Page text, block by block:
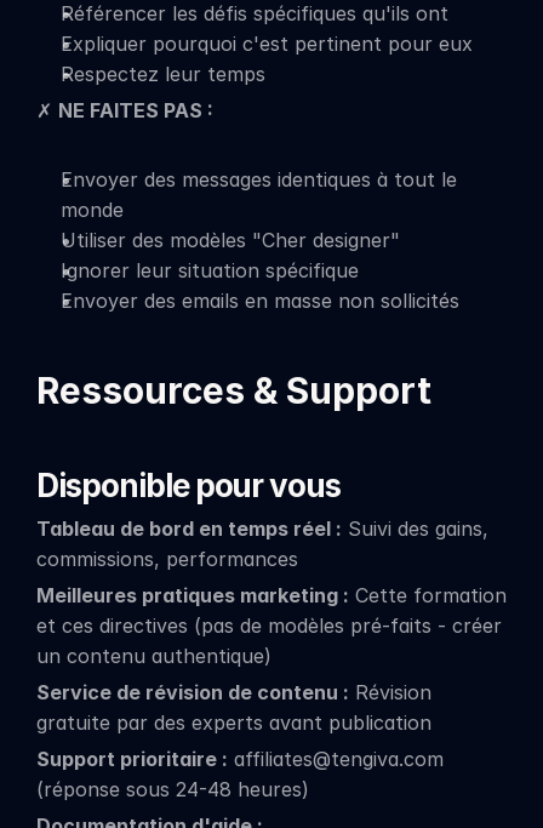
Référencer les défis spécifiques qu'ils ont
Expliquer pourquoi c'est pertinent pour eux
Respectez leur temps
✗ NE FAITES PAS :
Envoyer des messages identiques à tout le
monde
Utiliser des modèles "Cher designer"
Ignorer leur situation spécifique
Envoyer des emails en masse non sollicités
Ressources & Support
Disponible pour vous
Tableau de bord en temps réel : Suivi des gains,
commissions, performances
Meilleures pratiques marketing : Cette formation
et ces directives (pas de modèles pré-faits - créer
un contenu authentique)
Service de révision de contenu : Révision
gratuite par des experts avant publication
Support prioritaire : affiliates@tengiva.com
(réponse sous 24-48 heures)